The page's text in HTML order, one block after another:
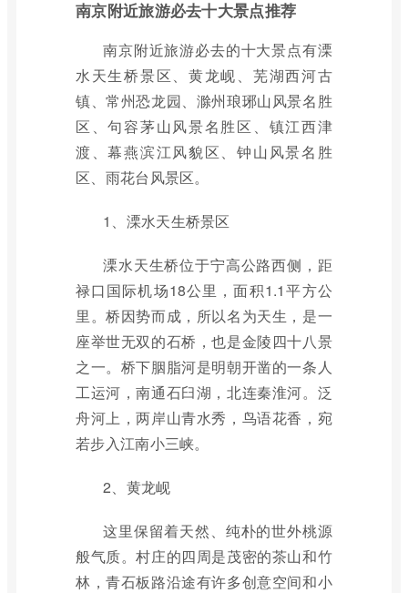
南京附近旅游必去十大景点推荐
南京附近旅游必去的十大景点有溧
水天生桥景区、黄龙岘、芜湖西河古
镇、常州恐龙园、滁州琅琊山风景名胜
区、句容茅山风景名胜区、镇江西津
渡、幕燕滨江风貌区、钟山风景名胜
区、雨花台风景区。
1、溧水天生桥景区
溧水天生桥位于宁高公路西侧，距
禄口国际机场18公里，面积1.1平方公
里。桥因势而成，所以名为天生，是一
座举世无双的石桥，也是金陵四十八景
之一。桥下胭脂河是明朝开凿的一条人
工运河，南通石臼湖，北连秦淮河。泛
舟河上，两岸山青水秀，鸟语花香，宛
若步入江南小三峡。
2、黄龙岘
这里保留着天然、纯朴的世外桃源
般气质。村庄的四周是茂密的茶山和竹
林，青石板路沿途有许多创意空间和小